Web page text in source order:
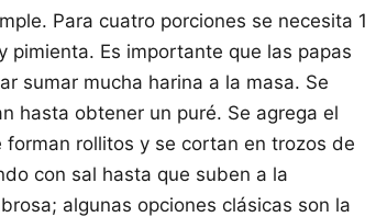
Para cuatro porciones se necesita 1
Es importante que las papas
sumar mucha harina a la masa. Se
hasta obtener un puré. Se agrega el
rollitos y se cortan en trozos de
con sal hasta que suben a la
algunas opciones clásicas son la